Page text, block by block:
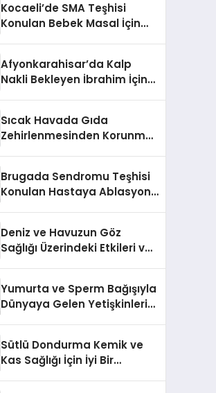
Kocaeli’de SMA Teşhisi
Konulan Bebek Masal İçin
Afyonkarahisar’da Kalp
Nakli Bekleyen İbrahim İçin
Sıcak Havada Gıda
Zehirlenmesinden Korunma
Brugada Sendromu Teşhisi
Konulan Hastaya Ablasyon
Deniz ve Havuzun Göz
Sağlığı Üzerindeki Etkileri ve
Yumurta ve Sperm Bağışıyla
Dünyaya Gelen Yetişkinlerin
Sütlü Dondurma Kemik ve
Kas Sağlığı İçin İyi Bir